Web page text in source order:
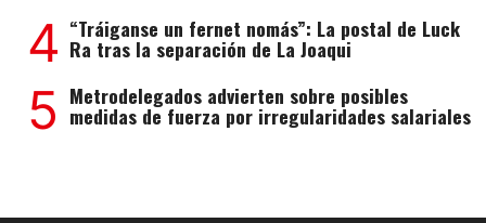
4 “Tráiganse un fernet nomás”: La postal de Luck
Ra tras la separación de La Joaqui
5 Metrodelegados advierten sobre posibles
medidas de fuerza por irregularidades salariales